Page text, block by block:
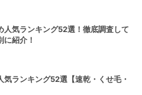
人気ランキング52選！徹底調査して
に紹介！
気ランキング52選【速乾・くせ毛・